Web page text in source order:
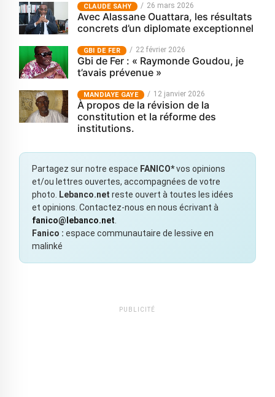
CLAUDE SAHY 26 mars 2026
Avec Alassane Ouattara, les résultats
concrets d’un diplomate exceptionnel
GBI DE FER 22 février 2026
Gbi de Fer : « Raymonde Goudou, je
t’avais prévenue »
MANDIAYE GAYE 12 janvier 2026
À propos de la révision de la
constitution et la réforme des
institutions.
Partagez sur notre espace FANICO*vos opinions
et/ou lettres ouvertes, accompagnées de votre
photo.
Lebanco.net reste ouvert à toutes les idées
et opinions. Contactez-nous en nous écrivant à
fanico@lebanco.net
Fanico : espace communautaire de lessive en
malinké
PUBLICITÉ